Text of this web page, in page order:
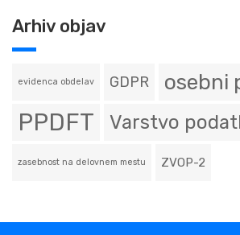
Arhiv objav
evidenca obdelav GDPR osebni
PPDFT Varstvo
zasebnost na delovnem mestu ZVOP-2